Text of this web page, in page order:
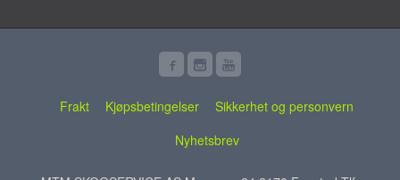
Frakt Kjøpsbetingelser
Sikkerhet og personvern
Nyhetsbrev